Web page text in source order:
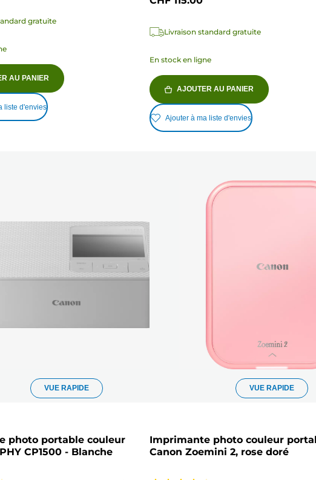
gratuite
AU PANIER
liste d'envies
Livraison standard gratuite
En stock en ligne
AJOUTER AU PANIER
Ajouter à ma liste d'envies
VUE RAPIDE
photo portable couleur
CP1500 - Blanche
VUE RAPIDE
Imprimante photo couleur
Canon Zoemini 2, rose doré